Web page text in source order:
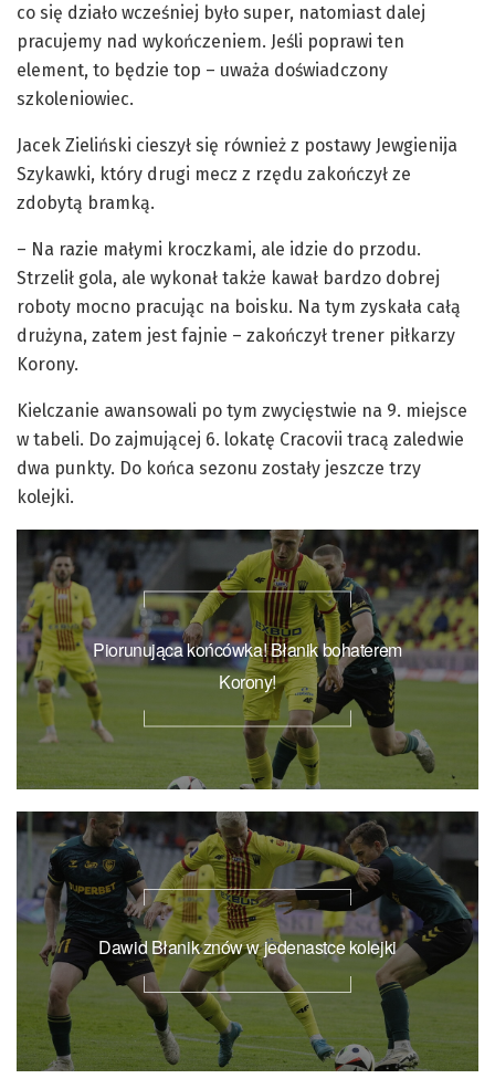
co się działo wcześniej było super, natomiast dalej
pracujemy nad wykończeniem. Jeśli poprawi ten
element, to będzie top – uważa doświadczony
szkoleniowiec.
Jacek Zieliński cieszył się również z postawy Jewgienija
Szykawki, który drugi mecz z rzędu zakończył ze
zdobytą bramką.
– Na razie małymi kroczkami, ale idzie do przodu.
Strzelił gola, ale wykonał także kawał bardzo dobrej
roboty mocno pracując na boisku. Na tym zyskała całą
drużyna, zatem jest fajnie – zakończył trener piłkarzy
Korony.
Kielczanie awansowali po tym zwycięstwie na 9. miejsce
w tabeli. Do zajmującej 6. lokatę Cracovii tracą zaledwie
dwa punkty. Do końca sezonu zostały jeszcze trzy
kolejki.
Piorunująca końcówka! Błanik bohaterem
Korony!
Dawid Błanik znów w jedenastce kolejki